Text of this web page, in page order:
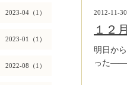
2023-04（1）
2023-01（1）
2022-08（1）
2012-11-
１２
明日か
った